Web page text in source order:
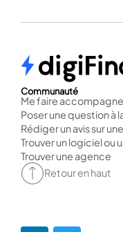
Communauté
Me faire
Poser une question à
Rédiger un avis sur
Trouver un logiciel ou
Trouver une agence
Retour en haut